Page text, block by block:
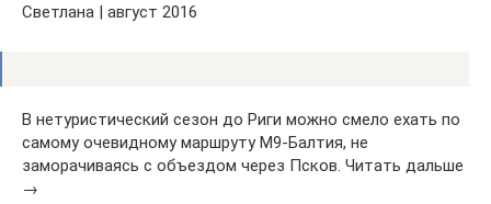
Светлана | август 2016
В нетуристический сезон до Риги можно смело ехать по
самому очевидному маршруту М9-Балтия, не
заморачиваясь с объездом через Псков. Читать дальше
→